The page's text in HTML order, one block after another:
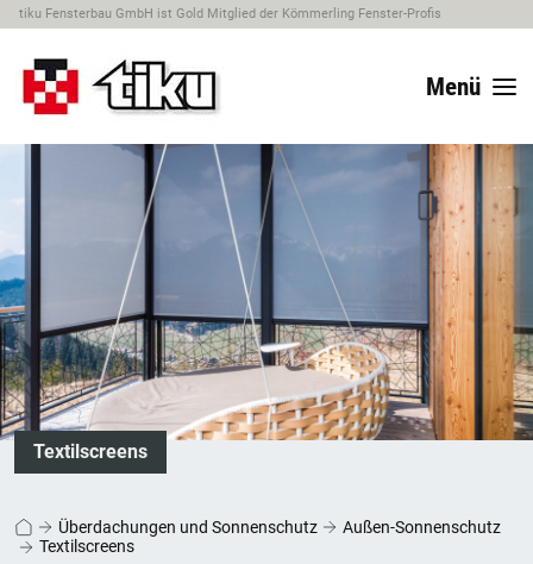
tiku Fensterbau GmbH ist Gold Mitglied der Kömmerling Fenster-Profis
Menü
Textilscreens
Überdachungen und Sonnenschutz
Außen-Sonnenschutz
Textilscreens